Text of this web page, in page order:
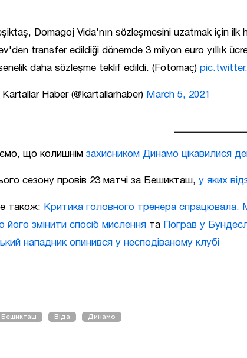
Domagoj Vida'nın sözleşmesini uzatmak için ilk
transfer edildiği dönemde 3 milyon euro yıllık
daha sözleşme teklif edildi. (Fotomaç)
Haber (@kartallarhaber) March 5, 2021
що колишнім захисником Динамо цікавилися
сезону провів 23 матчі за Бешикташ, у яких
також:
Критика головного тренера
його змінити спосіб мислення та
Пограв у
нападник опинився у несподіваному клубі
Бешикташ Віда Динамо